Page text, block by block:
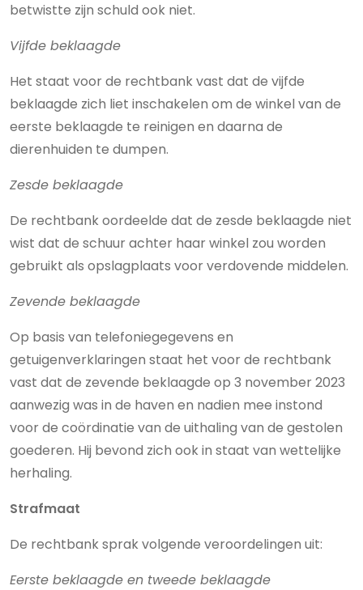
betwistte zijn schuld ook niet.
Vijfde beklaagde
Het staat voor de rechtbank vast dat de vijfde
beklaagde zich liet inschakelen om de winkel van de
eerste beklaagde te reinigen en daarna de
dierenhuiden te dumpen.
Zesde beklaagde
De rechtbank oordeelde dat de zesde beklaagde niet
wist dat de schuur achter haar winkel zou worden
gebruikt als opslagplaats voor verdovende middelen.
Zevende beklaagde
Op basis van telefoniegegevens en
getuigenverklaringen staat het voor de rechtbank
vast dat de zevende beklaagde op 3 november 2023
aanwezig was in de haven en nadien mee instond
voor de coördinatie van de uithaling van de gestolen
goederen. Hij bevond zich ook in staat van wettelijke
herhaling.
Strafmaat
De rechtbank sprak volgende veroordelingen uit:
Eerste beklaagde en tweede beklaagde